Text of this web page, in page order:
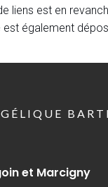
liens est en
est également
et Marcigny